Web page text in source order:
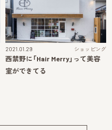
2021.01.29 ショッピング
西禁野に「Hair Merry」って美容
室ができてる